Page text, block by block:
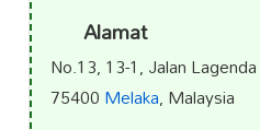
Alamat
No.13, 13-1, Jalan
75400Melaka, Malaysia